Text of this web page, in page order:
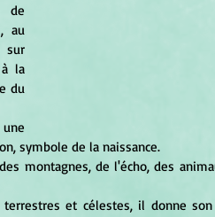
de
au
sur
la
du
symbole de la naissance.
et célestes, il donne